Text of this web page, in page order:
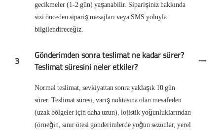
gecikmeler (1-2 gün) yaşanabilir. Siparişiniz hakkında
sizi önceden sipariş mesajları veya SMS yoluyla
bilgilendireceğiz.
3
Gönderimden sonra teslimat ne kadar sürer?
Teslimat süresini neler etkiler?
Normal teslimat, sevkiyattan sonra yaklaşık 10 gün
sürer. Teslimat süresi, varış noktasına olan mesafeden
(uzak bölgeler için daha uzun), lojistik yoğunluklarından
(örneğin, sınır ötesi gönderimlerde yoğun sezonlar, yerel